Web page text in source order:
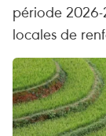
période
locales de